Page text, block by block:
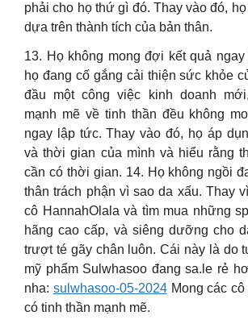
phải cho họ thứ gì đó. Thay vào đó,
dựa trên thành tích của bản thân.
13. Họ không mong đợi kết quả
họ đang cố gắng cải thiện sức khỏe
đầu một công việc kinh doanh
mạnh mẽ về tinh thần đều không
ngay lập tức. Thay vào đó, họ áp
và thời gian của mình và hiểu rằng
cần có thời gian. 14. Họ không ngồi
thân trách phận vì sao da xấu. Thay
cô HannahOlala và tìm mua những
hãng cao cấp, và siêng dưỡng cho
trượt té gãy chân luôn. Cái này là do
mỹ phẩm Sulwhasoo đang sa.le rẻ
nha: sulwhasoo-05-2024Mong các cô
có tinh thần mạnh mẽ.